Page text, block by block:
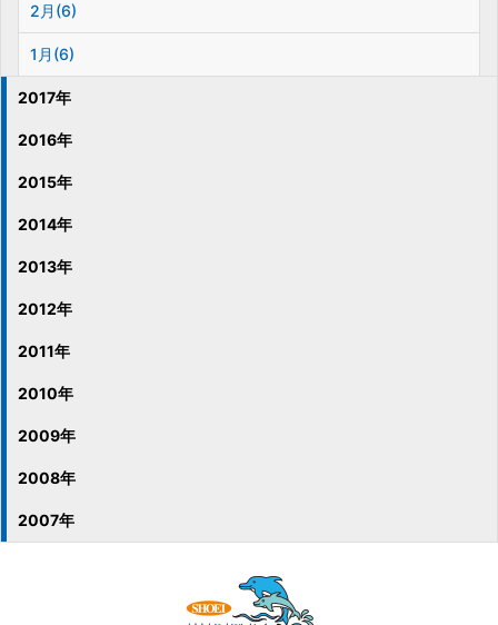
2月(6)
1月(6)
2017年
2016年
2015年
2014年
2013年
2012年
2011年
2010年
2009年
2008年
2007年